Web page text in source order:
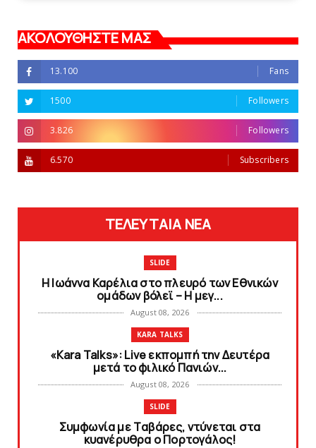
ΑΚΟΛΟΥΘΗΣΤΕ ΜΑΣ
13.100 Fans
1500 Followers
3.826 Followers
6.570 Subscribers
ΤΕΛΕΥΤΑΙΑ ΝΕΑ
SLIDE
Η Ιωάννα Καρέλια στο πλευρό των Εθνικών
ομάδων βόλεϊ – H μεγ...
August 08, 2026
KARA TALKS
«Kara Talks»: Live εκπομπή την Δευτέρα
μετά το φιλικό Πανιών...
August 08, 2026
SLIDE
Συμφωνία με Tαβάρες, ντύνεται στα
κυανέρυθρα ο Πορτογάλος!